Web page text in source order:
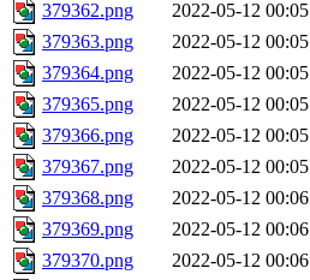
379362.png
2022-05-12 00:05
379363.png
2022-05-12 00:05
379364.png
2022-05-12 00:05
379365.png
2022-05-12 00:05
379366.png
2022-05-12 00:05
379367.png
2022-05-12 00:05
379368.png
2022-05-12 00:06
379369.png
2022-05-12 00:06
379370.png
2022-05-12 00:06